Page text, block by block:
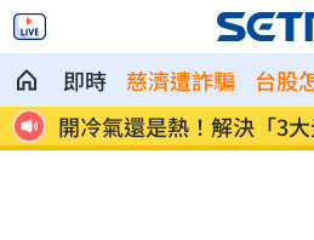
即時 慈濟遭詐騙 台股
金秀賢首公開受訪 將登